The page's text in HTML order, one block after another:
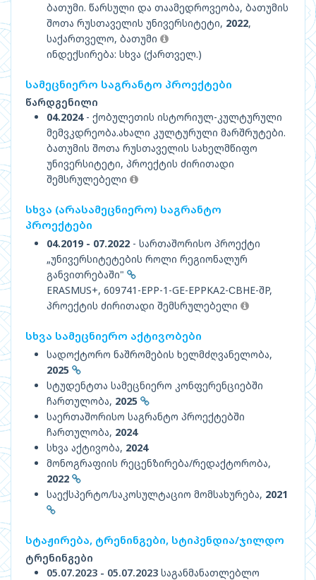
ბათუმი. წარსული და თაამედროვეობა, ბათუმის
შოთა რუსთაველის უნივერსიტეტი, 2022,
საქართველო, ბათუმი
ინდექსირება: სხვა (ქართველ.)
სამეცნიერო საგრანტო პროექტები
წარდგენილი
04.2024- ქობულეთის ისტორიულ-კულტურული
მემვკდრეობა.ახალი კულტურული მარშრუტები.
ბათუმის შოთა რუსთაველის სახელმწიფო
უნივერსიტეტი, პროექტის ძირითადი
შემსრულებელი
სხვა (არასამეცნიერო) საგრანტო
პროექტები
04.2019 - 07.2022 - სართაშორისო პროექტი
„უნივერსიტეტების როლი რეგიონალურ
განვითრებაში"
ERASMUS+, 609741-EPP-1-GE-EPPKA2-СBHE-შP,
პროექტის ძირითადი შემსრულებელი
სხვა სამეცნიერო აქტივობები
სადოქტორო ნაშრომების ხელმძღვანელობა,
2025
სტუდენტთა სამეცნიერო კონფერენციებში
ჩართულობა, 2025
საერთაშორისო საგრანტო პროექტებში
ჩართულობა, 2024
სხვა აქტივობა, 2024
მონოგრაფიის რეცენზირება/რედაქტორობა,
2022
საექსპერტო/საკოსულტაციო მომსახურება, 2021
სტაჟირება, ტრენინგები, სტიპენდია/ჯილდო
ტრენინგები
05.07.2023 - 05.07.2023 საგანმანათლებლო